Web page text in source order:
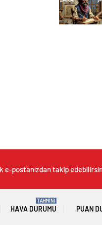
e-postanızdan takip
HAVA DURUMU
TAHMİNİ
PUAN